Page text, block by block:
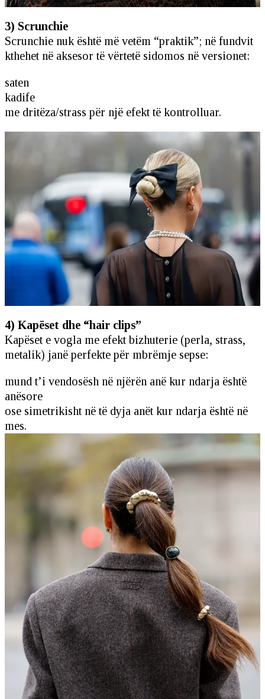
3) Scrunchie
Scrunchie nuk është më vetëm “praktik”; në fundvit
kthehet në aksesor të vërtetë sidomos në versionet:
saten
kadife
me dritëza/strass për një efekt të kontrolluar.
4) Kapëset dhe “hair clips”
Kapëset e vogla me efekt bizhuterie (perla, strass,
metalik) janë perfekte për mbrëmje sepse:
mund t’i vendosësh në njërën anë kur ndarja është
anësore
ose simetrikisht në të dyja anët kur ndarja është në
mes.